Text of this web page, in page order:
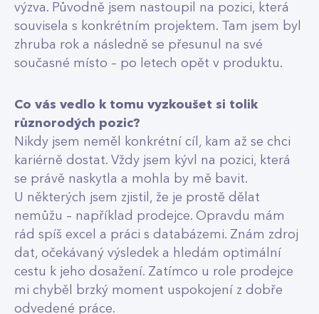
výzva. Původně jsem nastoupil na pozici, která
souvisela s konkrétním projektem. Tam jsem byl
zhruba rok a následně se přesunul na své
současné místo – po letech opět v produktu.
Co vás vedlo k tomu vyzkoušet si tolik
různorodých pozic?
Nikdy jsem neměl konkrétní cíl, kam až se chci
kariérně dostat. Vždy jsem kývl na pozici, která
se právě naskytla a mohla by mě bavit.
U některých jsem zjistil, že je prostě dělat
nemůžu – například prodejce. Opravdu mám
rád spíš excel a práci s databázemi. Znám zdroj
dat, očekávaný výsledek a hledám optimální
cestu k jeho dosažení. Zatímco u role prodejce
mi chyběl brzký moment uspokojení z dobře
odvedené práce.